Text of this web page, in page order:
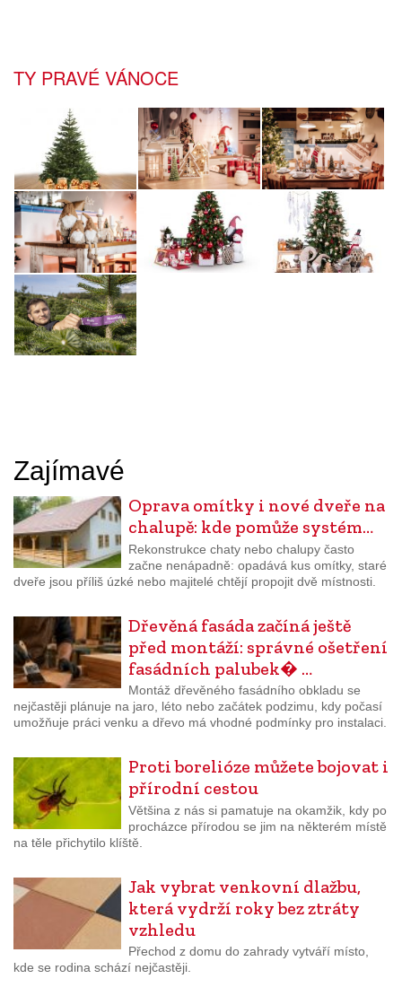
TY PRAVÉ VÁNOCE
Zajímavé
Oprava omítky i nové dveře na
chalupě: kde pomůže systém…
Rekonstrukce chaty nebo chalupy často
začne nenápadně: opadává kus omítky, staré
dveře jsou příliš úzké nebo majitelé chtějí propojit dvě místnosti.
Dřevěná fasáda začíná ještě
před montáží: správné ošetření
fasádních palubek� …
Montáž dřevěného fasádního obkladu se
nejčastěji plánuje na jaro, léto nebo začátek podzimu, kdy počasí
umožňuje práci venku a dřevo má vhodné podmínky pro instalaci.
Proti borelióze můžete bojovat i
přírodní cestou
Většina z nás si pamatuje na okamžik, kdy po
procházce přírodou se jim na některém místě
na těle přichytilo klíště.
Jak vybrat venkovní dlažbu,
která vydrží roky bez ztráty
vzhledu
Přechod z domu do zahrady vytváří místo,
kde se rodina schází nejčastěji.